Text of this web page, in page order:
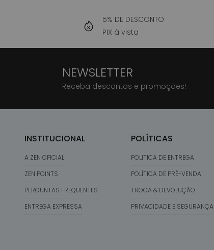
5% DE DESCONTO
PIX à vista
NEWSLETTER
Receba descontos e promoções!
INSTITUCIONAL
A ZEN OFICIAL
ZEN POINTS
PERGUNTAS FREQUENTES
ENTREGA EXPRESSA
POLÍTICAS
POLITICA DE ENTREGA
POLÍTICA DE PRÉ-VENDA
TROCA & DEVOLUÇÃO
PRIVACIDADE E SEGURANÇA